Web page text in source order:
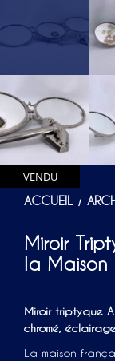
VENDU
ACCUEIL /
Miroir
la
Miroir triptyque
chromé,
La maison